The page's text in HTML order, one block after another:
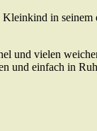
in seinem
und vielen
und einfach in